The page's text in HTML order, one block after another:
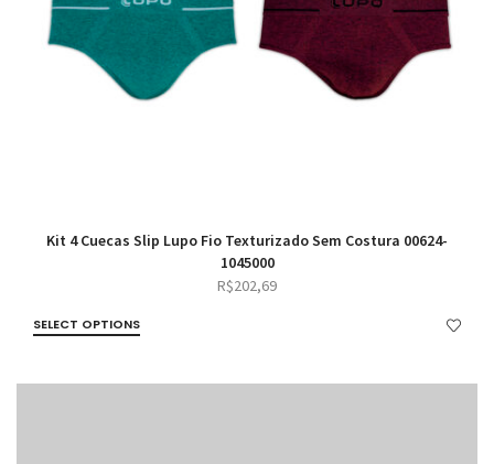
Kit 4 Cuecas Slip Lupo Fio Texturizado Sem Costura 00624-
1045000
R$202,69
SELECT OPTIONS